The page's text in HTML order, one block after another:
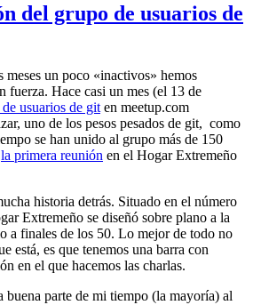
del grupo de usuarios de
meses un poco «inactivos» hemos
fuerza. Hace casi un mes (el 13 de
usuarios de git en meetup.com
uno de los pesos pesados de git, como
se han unido al grupo más de 150
la primera reunión en el Hogar Extremeño
historia detrás. Situado en el número
Extremeño se diseñó sobre plano a la
a finales de los 50. Lo mejor de todo no
está, es que tenemos una barra con
en el que hacemos las charlas.
buena parte de mi tiempo (la mayoría) al